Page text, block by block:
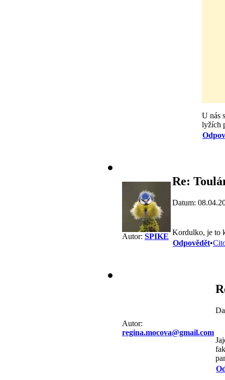
U nás
lyžích
Autor: SPIKE
Re:
Datum:
Kordulko, je to
Odpovědět•
Autor:
regina.mocova@gmail.com